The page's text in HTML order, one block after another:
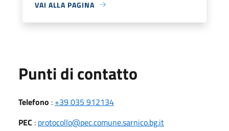
VAI ALLA PAGINA
Punti di contatto
Telefono : +39 035 912134
PEC : protocollo@pec.comune.sarnico.bg.it